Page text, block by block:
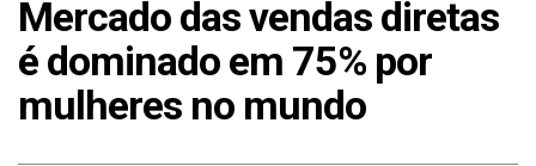
Mercado das vendas diretas
é dominado em 75% por
mulheres no mundo